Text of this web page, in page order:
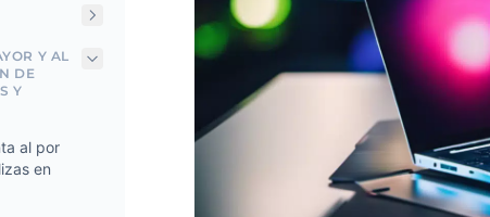
Y AL
DE
Y
al por
en